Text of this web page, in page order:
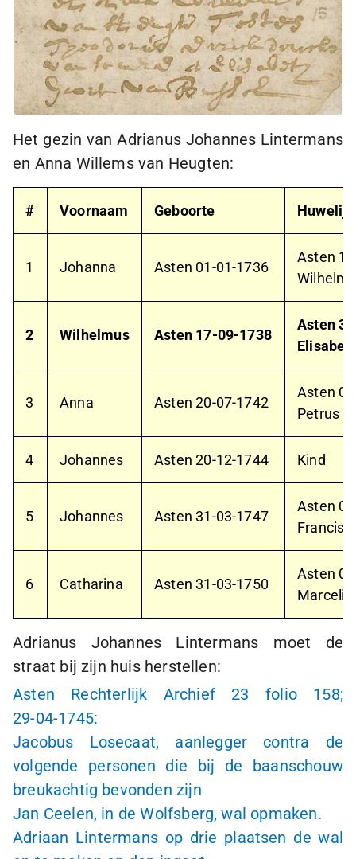
Het gezin van Adrianus Johannes Lintermans
en Anna Willems van Heugten:
# Voornaam Geboorte Huwelijk
1 Johanna Asten 01-01-1736
Asten
2 Wilhelmus Asten 17-09-1738
Asten
3 Anna Asten20-07-1742
Asten
Petrus
4 Johannes Asten20-12-1744 Kind
5 Johannes Asten31-03-1747
Asten
6 Catharina Asten31-03-1750
Asten
Marcelis
Adrianus Johannes Lintermans moet de
straat bij zijn huis herstellen:
Asten Rechterlijk Archief 23 folio 158;
29-04-1745:
Jacobus Losecaat, aanlegger contra de
volgende personen die bij de baanschouw
breukachtig bevonden zijn
Jan Ceelen, in de Wolfsberg, wal opmaken.
Adriaan Lintermans op drie plaatsen de wal